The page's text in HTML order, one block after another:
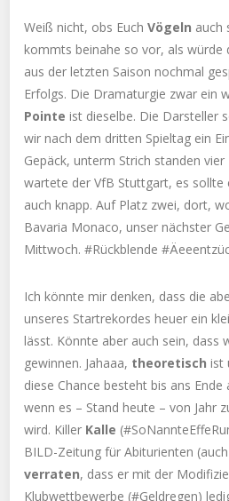
Weiß nicht, obs EuchVögeln auch
kommts beinahe so vor, als würde
aus der letzten Saison nochmal
Erfolgs. Die Dramaturgie zwar ein
Pointeist dieselbe. Die Darsteller
wir nach dem dritten Spieltag ein
Gepäck, unterm Strich standen vier
wartete der VfB Stuttgart, es sollte
auch knapp. Auf Platz zwei, dort,
Bavaria Monaco, unser nächster
Mittwoch. #Rückblende
Ich könnte mir denken, dass die
unseres Startrekordes heuer ein
lässt. Könnte aber auch sein, dass
gewinnen. Jahaaa, theoretischist
diese Chance besteht bis ans Ende
wenn es – Stand heute – von Jahr
wird. Killer Kalle
BILD-Zeitung für Abiturienten (auch
verraten, dass er mit der
Klubwettbewerbe (#Geldregen)